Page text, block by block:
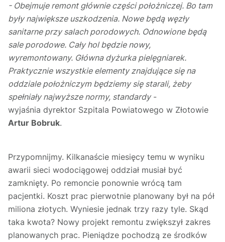
- Obejmuje remont głównie części położniczej. Bo tam
były największe uszkodzenia. Nowe będą węzły
sanitarne przy salach porodowych. Odnowione będą
sale porodowe. Cały hol będzie nowy,
wyremontowany. Główna dyżurka pielęgniarek.
Praktycznie wszystkie elementy znajdujące się na
oddziale położniczym będziemy się starali, żeby
spełniały najwyższe normy, standardy-
wyjaśnia dyrektor Szpitala Powiatowego w Złotowie
Artur Bobruk.
Przypomnijmy. Kilkanaście miesięcy temu w wyniku
awarii sieci wodociągowej oddział musiał być
zamknięty. Po remoncie ponownie wrócą tam
pacjentki. Koszt prac pierwotnie planowany był na pół
miliona złotych. Wyniesie jednak trzy razy tyle. Skąd
taka kwota? Nowy projekt remontu zwiększył zakres
planowanych prac. Pieniądze pochodzą ze środków